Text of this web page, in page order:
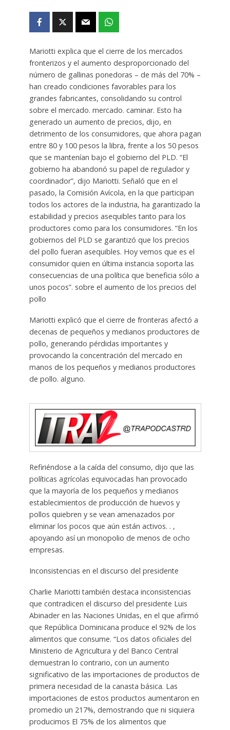
Mariotti explica que el cierre de los mercados
fronterizos y el aumento desproporcionado del
número de gallinas ponedoras – de más del 70% –
han creado condiciones favorables para los
grandes fabricantes, consolidando su control
sobre el mercado. mercado. caminar. Esto ha
generado un aumento de precios, dijo, en
detrimento de los consumidores, que ahora pagan
entre 80 y 100 pesos la libra, frente a los 50 pesos
que se mantenían bajo el gobierno del PLD. “El
gobierno ha abandonó su papel de regulador y
coordinador”, dijo Mariotti. Señaló que en el
pasado, la Comisión Avícola, en la que participan
todos los actores de la industria, ha garantizado la
estabilidad y precios asequibles tanto para los
productores como para los consumidores. “En los
gobiernos del PLD se garantizó que los precios
del pollo fueran asequibles. Hoy vemos que es el
consumidor quien en última instancia soporta las
consecuencias de una política que beneficia sólo a
unos pocos”. sobre el aumento de los precios del
pollo
Mariotti explicó que el cierre de fronteras afectó a
decenas de pequeños y medianos productores de
pollo, generando pérdidas importantes y
provocando la concentración del mercado en
manos de los pequeños y medianos productores
de pollo. alguno.
Refiriéndose a la caída del consumo, dijo que las
políticas agrícolas equivocadas han provocado
que la mayoría de los pequeños y medianos
establecimientos de producción de huevos y
pollos quiebren y se vean amenazados por
eliminar los pocos que aún están activos. . ,
apoyando así un monopolio de menos de ocho
empresas.
Inconsistencias en el discurso del presidente
Charlie Mariotti también destaca inconsistencias
que contradicen el discurso del presidente Luis
Abinader en las Naciones Unidas, en el que afirmó
que República Dominicana produce el 92% de los
alimentos que consume. “Los datos oficiales del
Ministerio de Agricultura y del Banco Central
demuestran lo contrario, con un aumento
significativo de las importaciones de productos de
primera necesidad de la canasta básica. Las
importaciones de estos productos aumentaron en
promedio un 217%, demostrando que ni siquiera
producimos El 75% de los alimentos que